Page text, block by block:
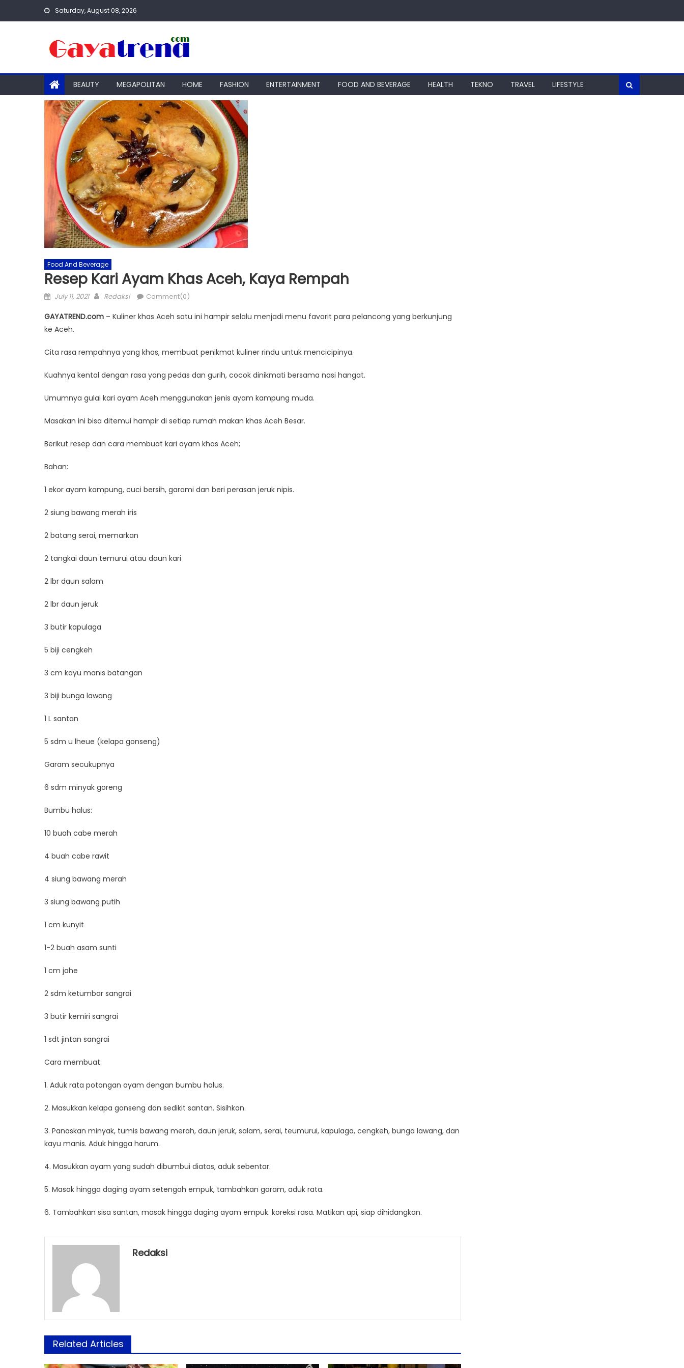
Saturday, August 08, 2026
BEAUTY MEGAPOLITAN HOME FASHION ENTERTAINMENT FOOD AND BEVERAGE HEALTH TEKNO TRAVEL LIFESTYLE
Food And Beverage
Resep Kari Ayam Khas Aceh, Kaya Rempah
Posted
July 11, 2021 Author
Redaksi Comment(0)
GAYATREND.com – Kuliner khas Aceh satu ini hampir selalu menjadi menu favorit para pelancong yang berkunjung
ke Aceh.
Cita rasa rempahnya yang khas, membuat penikmat kuliner rindu untuk mencicipinya.
Kuahnya kental dengan rasa yang pedas dan gurih, cocok dinikmati bersama nasi hangat.
Umumnya gulai kari ayam Aceh menggunakan jenis ayam kampung muda.
Masakan ini bisa ditemui hampir di setiap rumah makan khas Aceh Besar.
Berikut resep dan cara membuat kari ayam khas Aceh;
Bahan:
1 ekor ayam kampung, cuci bersih, garami dan beri perasan jeruk nipis.
2 siung bawang merah iris
2 batang serai, memarkan
2 tangkai daun temurui atau daun kari
2 lbr daun salam
2 lbr daun jeruk
3 butir kapulaga
5 biji cengkeh
3 cm kayu manis batangan
3 biji bunga lawang
1 L santan
5 sdm u lheue (kelapa gonseng)
Garam secukupnya
6 sdm minyak goreng
Bumbu halus:
10 buah cabe merah
4 buah cabe rawit
4 siung bawang merah
3 siung bawang putih
1 cm kunyit
1-2 buah asam sunti
1 cm jahe
2 sdm ketumbar sangrai
3 butir kemiri sangrai
1 sdt jintan sangrai
Cara membuat:
1. Aduk rata potongan ayam dengan bumbu halus.
2. Masukkan kelapa gonseng dan sedikit santan. Sisihkan.
3. Panaskan minyak, tumis bawang merah, daun jeruk, salam, serai, teumurui, kapulaga, cengkeh, bunga lawang, dan
kayu manis. Aduk hingga harum.
4. Masukkan ayam yang sudah dibumbui diatas, aduk sebentar.
5. Masak hingga daging ayam setengah empuk, tambahkan garam, aduk rata.
6. Tambahkan sisa santan, masak hingga daging ayam empuk. koreksi rasa. Matikan api, siap dihidangkan.
Redaksi
Related Articles